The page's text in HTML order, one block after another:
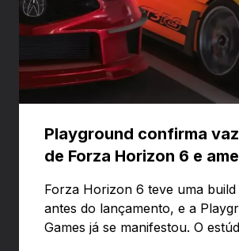
Playground confirma
de Forza Horizon 6 e
Forza Horizon 6 teve uma build
antes do lançamento, e a
Games já se manifestou. O